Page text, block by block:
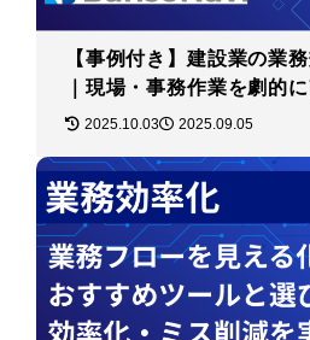
【事例付き】建設業の業
｜現場・事務作業を劇的
2025.10.03 2025.09.05